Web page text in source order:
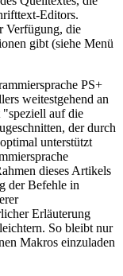
Editors.
Verfügung, die
gibt (siehe Menü
PS+
weitestgehend an
"speziell auf die
der durch
unterstützt
dieses Artikels
der Befehle in
Erläuterung
So bleibt nur
Makros einzuladen